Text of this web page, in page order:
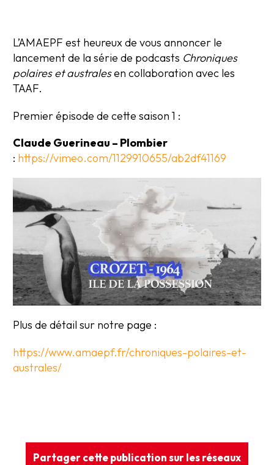
L’AMAEPF est heureux de vous annoncer le
lancement de la série de podcasts Chroniques
polaires et australesen collaboration avec les
TAAF.
Premier épisode de cette saison 1 :
Claude Guerineau – Plombier
: https://vimeo.com/1129910655/ab2df41169
Plus de détail sur notre page :
https://www.amaepf.fr/chroniques-polaires-et-
australes/
Partager cette publication sur les réseaux